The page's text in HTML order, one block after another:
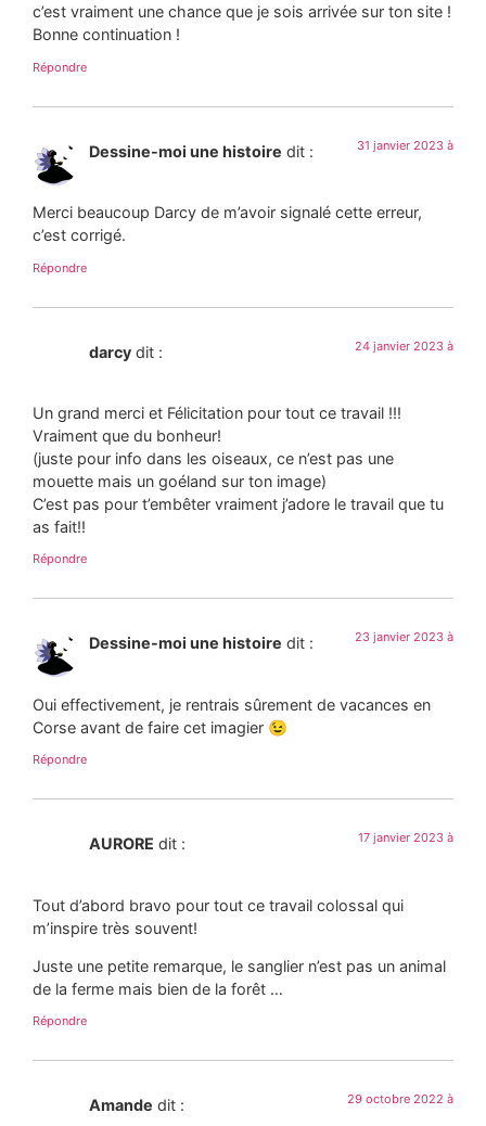
c’est vraiment une chance que je sois arrivée sur ton site !
Bonne continuation !
Répondre
Dessine-moi une histoire dit : 31 janvier 2023 à
Merci beaucoup Darcy de m’avoir signalé cette erreur,
c’est corrigé.
Répondre
darcy dit : 24 janvier 2023 à
Un grand merci et Félicitation pour tout ce travail !!!
Vraiment que du bonheur!
(juste pour info dans les oiseaux, ce n’est pas une
mouette mais un goéland sur ton image)
C’est pas pour t’embêter vraiment j’adore le travail que tu
as fait!!
Répondre
Dessine-moi une histoire dit : 23 janvier 2023 à
Oui effectivement, je rentrais sûrement de vacances en
Corse avant de faire cet imagier 😉
Répondre
AURORE dit : 17 janvier 2023 à
Tout d’abord bravo pour tout ce travail colossal qui
m’inspire très souvent!
Juste une petite remarque, le sanglier n’est pas un animal
de la ferme mais bien de la forêt …
Répondre
Amande dit : 29 octobre 2022 à